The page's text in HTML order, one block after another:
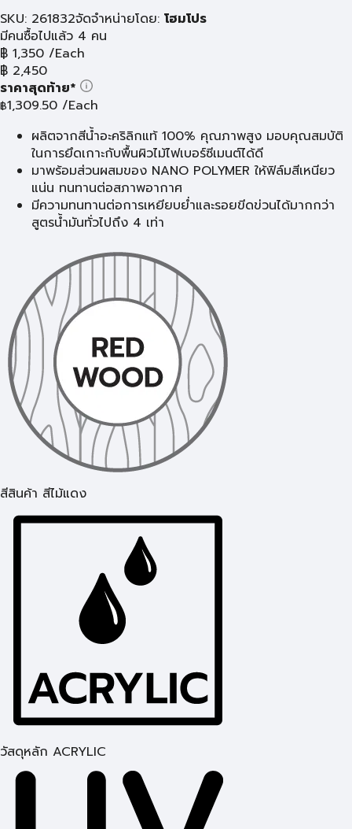
SKU: 261832จัดจำหน่ายโดย: โฮมโปร
มีคนซื้อไปแล้ว 4 คน
฿ 1,350 /Each
฿ 2,450
ราคาสุดท้าย*
฿1,309.50 /Each
ผลิตจากสีน้ำอะคริลิกแท้ 100% คุณภาพสูง มอบคุณสมบัติ
ในการยึดเกาะกับพื้นผิวไม้ไฟเบอร์ซีเมนต์ได้ดี
มาพร้อมส่วนผสมของ NANO POLYMER ให้ฟิล์มสีเหนียว
แน่น ทนทานต่อสภาพอากาศ
มีความทนทานต่อการเหยียบย่ำและรอยขีดข่วนได้มากกว่า
สูตรน้ำมันทั่วไปถึง 4 เท่า
สีสินค้า สีไม้แดง
วัสดุหลัก ACRYLIC